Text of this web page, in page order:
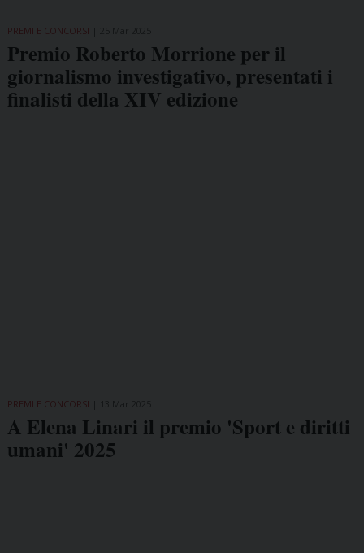
PREMI E CONCORSI
Premio Roberto Morrione per il
giornalismo investigativo, presentati i
finalisti della XIV edizione
PREMI E CONCORSI
A Elena Linari il premio 'Sport e diritti
umani' 2025